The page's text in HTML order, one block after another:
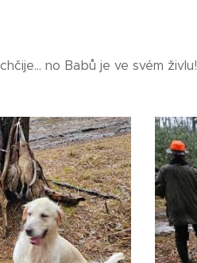
no Babů je ve svém živlu!